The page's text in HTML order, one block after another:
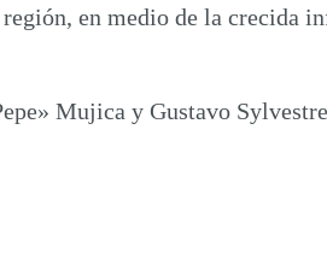
en medio de la crecida
Mujica y Gustavo